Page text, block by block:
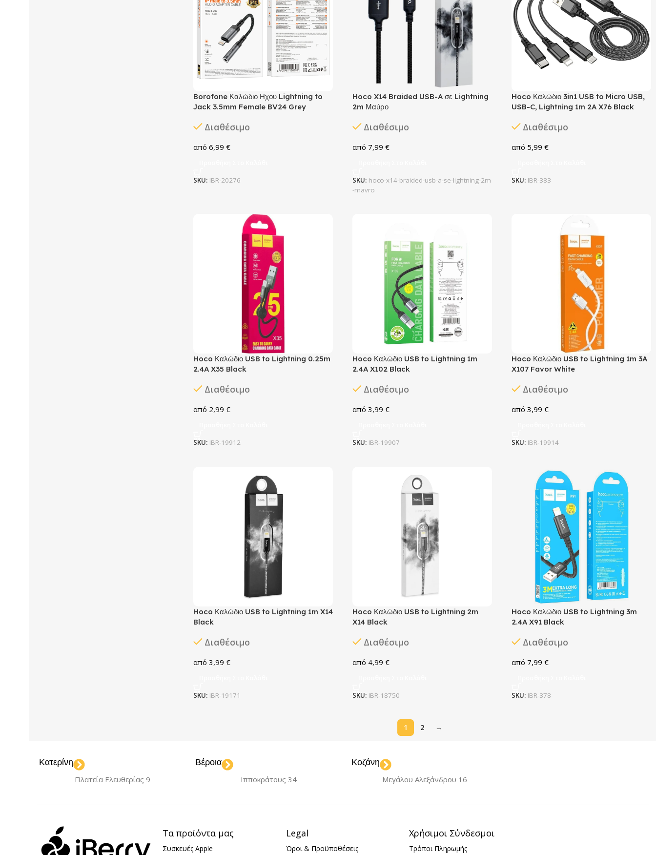
Borofone Καλώδιο Ηχου Lightning to
Jack 3.5mm Female BV24 Grey
Διαθέσιμο
6,99 €
SKU: IBR-20276
Hoco X14 Braided USB-A σε Lightning
2m Μαύρο
Διαθέσιμο
7,99 €
SKU: hoco-x14-braided-usb-a-se-lightning-2m
-mavro
Hoco Καλώδιο 3in1 USB to Micro USB,
USB-C, Lightning 1m 2A X76 Black
Διαθέσιμο
5,99 €
SKU: IBR-383
Hoco Καλώδιο USB to Lightning 0.25m
2.4A X35 Black
Διαθέσιμο
2,99 €
SKU: IBR-19912
Hoco Καλώδιο USB to Lightning 1m
2.4A X102 Black
Διαθέσιμο
3,99 €
SKU: IBR-19907
Hoco Καλώδιο USB to Lightning 1m 3A
X107 Favor White
Διαθέσιμο
3,99 €
SKU: IBR-19914
Hoco Καλώδιο USB to Lightning 1m X14
Black
Διαθέσιμο
3,99 €
SKU: IBR-19171
Hoco Καλώδιο USB to Lightning 2m
X14 Black
Διαθέσιμο
4,99 €
SKU: IBR-18750
Hoco Καλώδιο USB to Lightning 3m
2.4A X91 Black
Διαθέσιμο
7,99 €
SKU: IBR-378
1 2 →
Κατερίνη
Πλατεία Ελευθερίας 9
Βέροια
Ιπποκράτους 34
Κοζάνη
Μεγάλου Αλεξάνδρου 16
Τα προϊόντα μας
Συσκευές Apple
Legal
Όροι & Προϋποθέσεις
Χρήσιμοι Σύνδεσμοι
Τρόποι Πληρωμής